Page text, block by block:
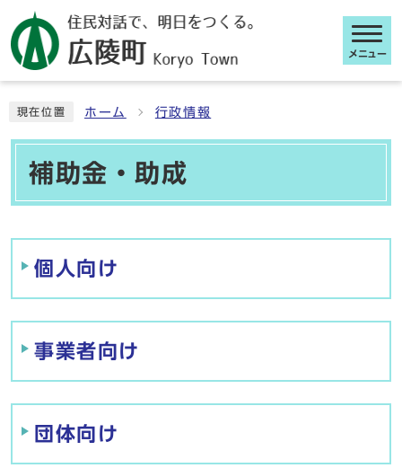
メニュー
現在位置 ホーム 行政情報
補助金・助成
メインメニュー
個人向け
事業者向け
団体向け